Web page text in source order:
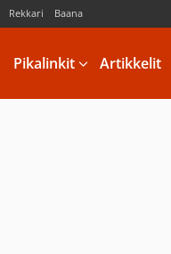
Rekkari Baana
Pikalinkit Artikkelit